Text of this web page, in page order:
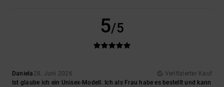
5/5
Daniela 28. Juni 2026
Verifizierter Kauf
Ist glaube ich ein Unisex-Modell. Ich als Frau habe es bestellt und kann